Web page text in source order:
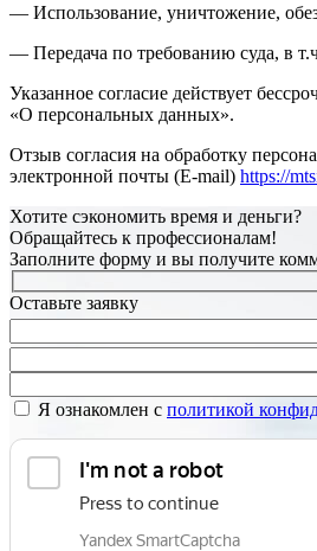
— Использование, уничтожение,
— Передача по требованию суда, в
Указанное согласие действует
«О персональных данных».
Отзыв согласия на обработку
электронной почты (E-mail) https://
Хотите сэкономить время и деньги?
Обращайтесь к профессионалам!
Заполните форму и вы получите
Оставьте заявку
Я ознакомлен с политикой